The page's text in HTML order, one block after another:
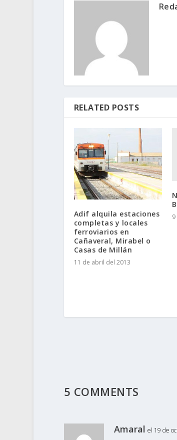
RELATED POSTS
Adif alquila estaciones
completas y locales
ferroviarios en
Cañaveral, Mirabel o
Casas de Millán
11 de abril del 2013
5 COMMENTS
Amaral el 19 de